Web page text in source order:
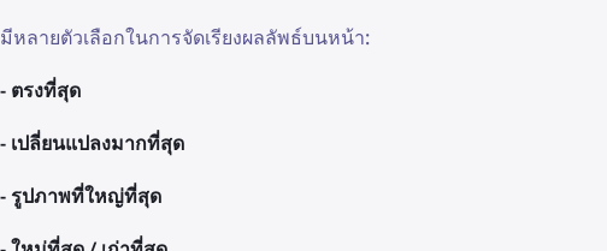
มีหลายตัวเลือกในการจัดเรียงผลลัพธ์บนหน้า:
- ตรงที่สุด
- เปลี่ยนแปลงมากที่สุด
- รูปภาพที่ใหญ่ที่สุด